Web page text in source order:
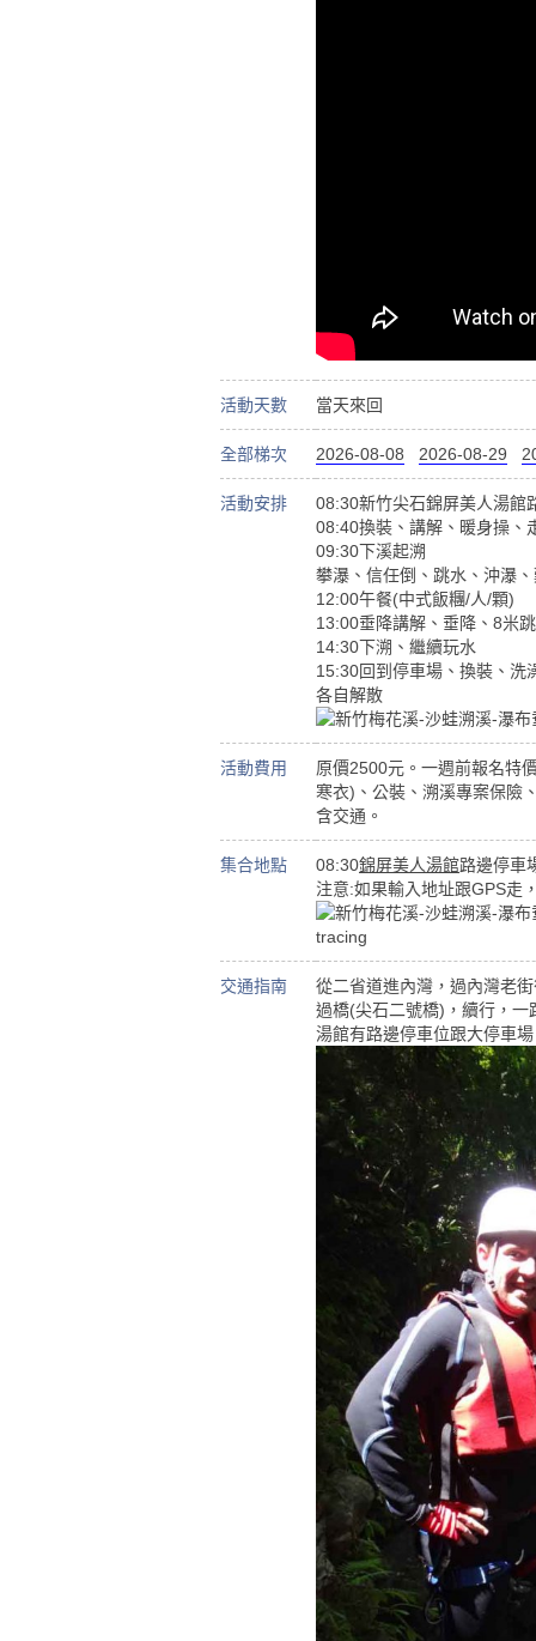
活動天數 當天來回
全部梯次 2026-08-08 2026-08-29
活動安排
08:30新竹尖石錦屏美人湯館
08:40換裝、講解、暖身操、
09:30下溪起溯
攀瀑、信任倒、跳水、沖瀑
12:00午餐(中式飯糰/人/顆)
13:00垂降講解、垂降、8米
14:30下溯、繼續玩水
15:30回到停車場、換裝、洗
各自解散
活動費用
原價2500元。一週前報名特
寒衣)、公裝、溯溪專案保險
含交通。
集合地點 08:30錦屏美人湯館路邊停車
注意:如果輸入地址跟GPS走
交通指南
從二省道進內灣，過內灣老
過橋(尖石二號橋)，續行，
湯館有路邊停車位跟大停車